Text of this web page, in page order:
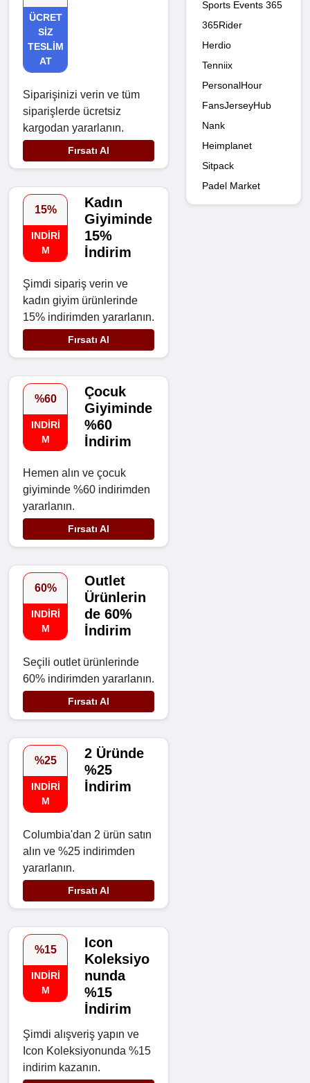
ÜCRET
SIZ
TESLIM
AT
Siparişinizi verin ve tüm
siparişlerde ücretsiz
kargodan yararlanın.
Fırsatı Al
15%
INDIRI
M
Kadın
Giyiminde
15%
İndirim
Şimdi sipariş verin ve
kadın giyim ürünlerinde
15% indirimden yararlanın.
Fırsatı Al
%60
INDIRI
M
Çocuk
Giyiminde
%60
İndirim
Hemen alın ve çocuk
giyiminde %60 indirimden
yararlanın.
Fırsatı Al
60%
INDIRI
M
Outlet
Ürünlerin
de 60%
İndirim
Seçili outlet ürünlerinde
60% indirimden yararlanın.
Fırsatı Al
%25
INDIRI
M
2 Üründe
%25
İndirim
Columbia'dan 2 ürün satın
alın ve %25 indirimden
yararlanın.
Fırsatı Al
%15
INDIRI
M
Icon
Koleksiyo
nunda
%15
İndirim
Şimdi alışveriş yapın ve
Icon Koleksiyonunda %15
indirim kazanın.
Sports Events 365
365Rider
Herdio
Tenniix
PersonalHour
FansJerseyHub
Nank
Heimplanet
Sitpack
Padel Market